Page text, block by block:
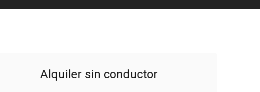
Alquiler sin conductor